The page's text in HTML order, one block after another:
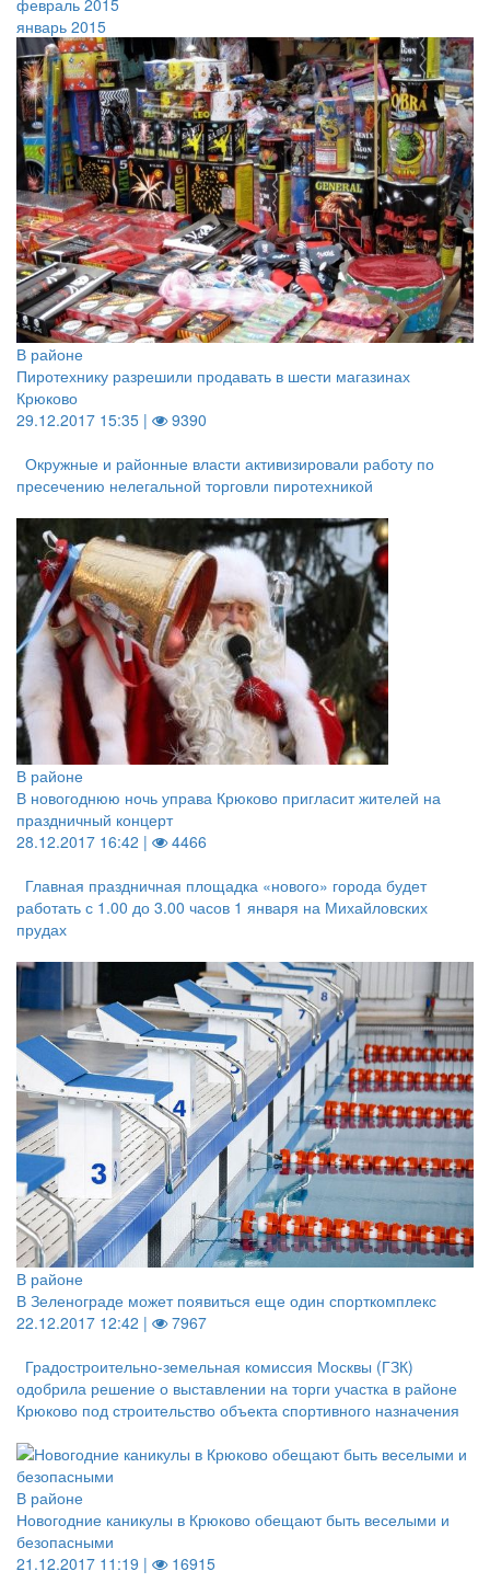
февраль 2015
январь 2015
В районе
Пиротехнику разрешили продавать в шести магазинах
Крюково
29.12.2017 15:35 |
9390
Окружные и районные власти активизировали работу по
пресечению нелегальной торговли пиротехникой
В районе
В новогоднюю ночь управа Крюково пригласит жителей на
праздничный концерт
28.12.2017 16:42 |
4466
Главная праздничная площадка «нового» города будет
работать с 1.00 до 3.00 часов 1 января на Михайловских
прудах
В районе
В Зеленограде может появиться еще один спорткомплекс
22.12.2017 12:42 |
7967
Градостроительно-земельная комиссия Москвы (ГЗК)
одобрила решение о выставлении на торги участка в районе
Крюково под строительство объекта спортивного назначения
В районе
Новогодние каникулы в Крюково обещают быть веселыми и
безопасными
21.12.2017 11:19 |
16915